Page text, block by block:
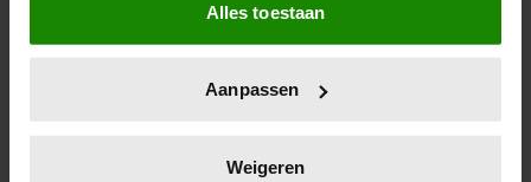
Informatie verzamelen over uw geografische
locatie, die tot een paar meter nauwkeurig kan zijn
scannen op specifieke eigenschappen (fingerprinting)
verwerkt en stel uw voorkeuren in het
Alles toestaan
Aanpassen
Weigeren